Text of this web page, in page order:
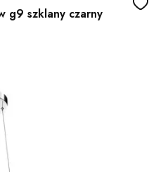
g9 szklany czarny